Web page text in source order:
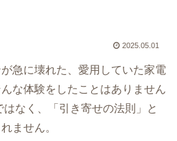
2025.05.01
急に壊れた、愛用していた家電
な体験をしたことはありません
なく、「引き寄せの法則」と
ません。